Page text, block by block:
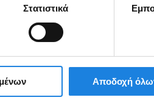
Στατιστικά
Αποδοχή